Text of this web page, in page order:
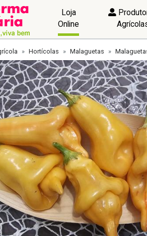
Loja
Online
Hortícolas Malaguetas